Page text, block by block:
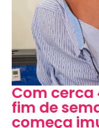
Com cerca
fim de
começa